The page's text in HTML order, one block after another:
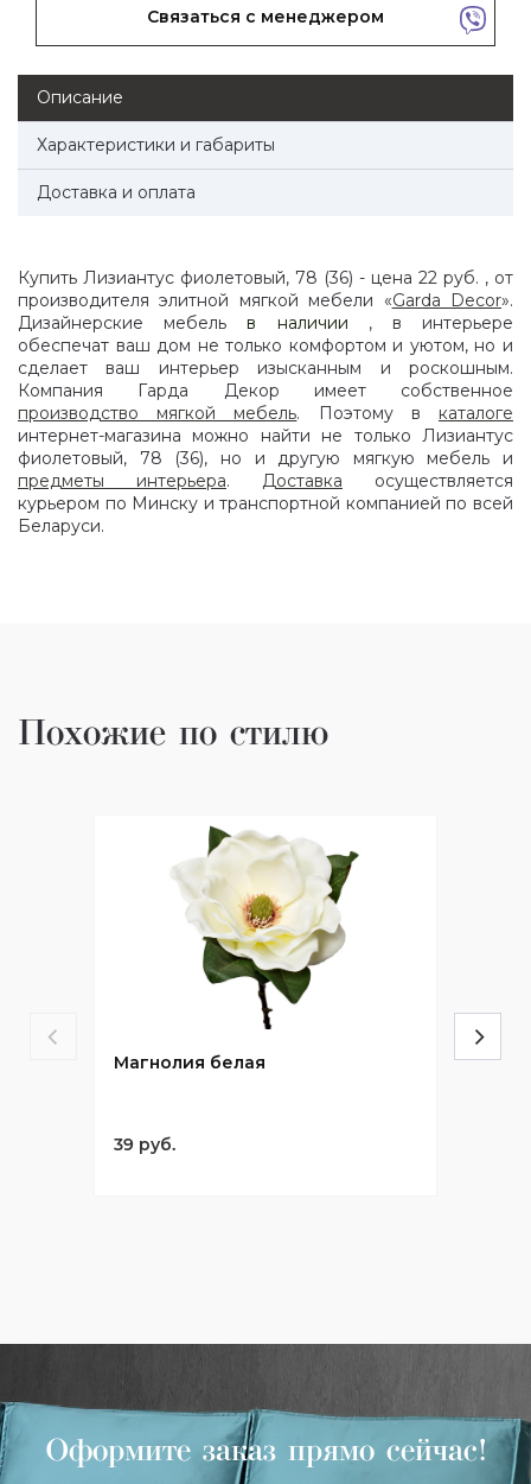
Связаться с менеджером
Описание
Характеристики и габариты
Доставка и оплата
Купить Лизиантус фиолетовый, 78 (36) - цена 22 руб. , от
производителя элитной мягкой мебели «Garda Decor».
Дизайнерские мебель в наличии , в интерьере
обеспечат ваш дом не только комфортом и уютом, но и
сделает ваш интерьер изысканным и роскошным.
Компания Гарда Декор имеет собственное
производство мягкой мебель. Поэтому в каталоге
интернет-магазина можно найти не только Лизиантус
фиолетовый, 78 (36), но и другую мягкую мебель и
предметы интерьера. Доставка осуществляется
курьером по Минску и транспортной компанией по всей
Беларуси.
Похожие по стилю
Магнолия белая
39 руб.
Оформите заказ прямо сейчас!